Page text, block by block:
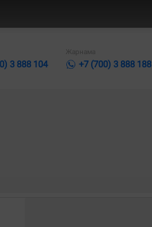
3 888 104
Жарнама
+7 (700) 3 888 188